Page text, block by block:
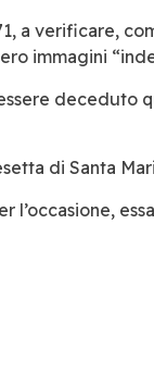
a verificare,
immagini
deceduto
di Santa
l’occasione,